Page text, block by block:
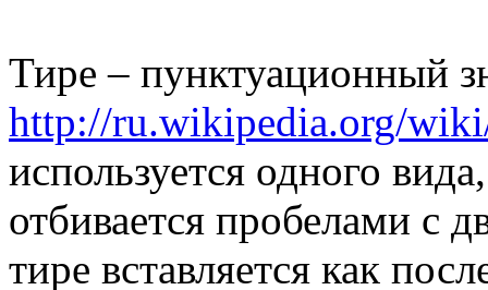
Тире – пунктуационный
http://ru.wikipedia.org/
используется одного
отбивается пробелами с
тире вставляется как